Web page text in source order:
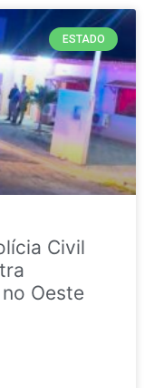
ESTADO
Civil
Oeste